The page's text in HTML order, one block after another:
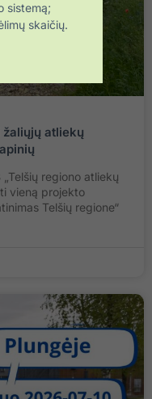
žaliųjų atliekų
regiono atliekų
vieną projekto
Telšių regione“
sistemą;
skaičių.